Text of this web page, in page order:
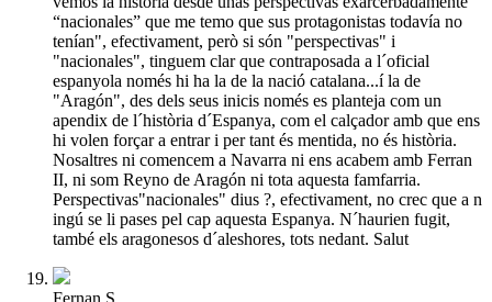
“nacionales” que me temo que sus protagonistas todavía no
tenían", efectivament, però si són "perspectivas" i
"nacionales", tinguem clar que contraposada a l´oficial
espanyola només hi ha la de la nació catalana...í la de
"Aragón", des dels seus inicis només es planteja com un
apendix de l´història d´Espanya, com el calçador amb que ens
hi volen forçar a entrar i per tant és mentida, no és història.
Nosaltres ni comencem a Navarra ni ens acabem amb Ferran
II, ni som Reyno de Aragón ni tota aquesta famfarria.
Perspectivas"nacionales" dius ?, efectivament, no crec que a n
ingú se li pases pel cap aquesta Espanya. N´haurien fugit,
també els aragonesos d´aleshores, tots nedant. Salut
Fernan S